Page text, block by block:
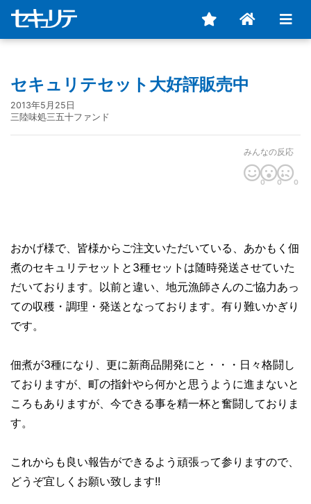
セキュリテセット大好評販売中
2013年5月25日
三陸味処三五十ファンド
みんなの反応
0 0 0
おかげ様で、皆様からご注文いただいている、あかもく佃
煮のセキュリテセットと3種セットは随時発送させていた
だいております。以前と違い、地元漁師さんのご協力あっ
ての収穫・調理・発送となっております。有り難いかぎり
です。
佃煮が3種になり、更に新商品開発にと・・・日々格闘し
ておりますが、町の指針やら何かと思うように進まないと
ころもありますが、今できる事を精一杯と奮闘しておりま
す。
これからも良い報告ができるよう頑張って参りますので、
どうぞ宜しくお願い致します!!